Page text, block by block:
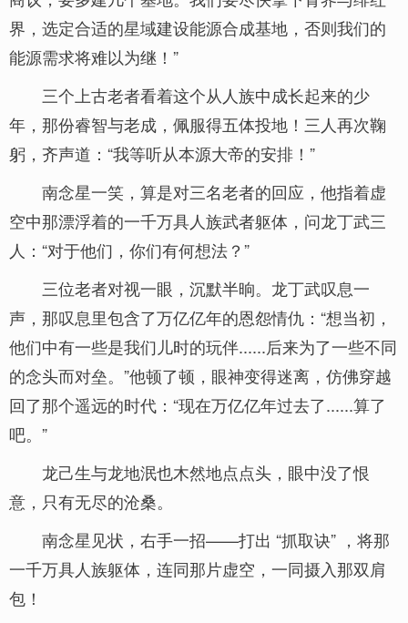
界，选定合适的星域建设能源合成基地，否则我们的
能源需求将难以为继！”
三个上古老者看着这个从人族中成长起来的少
年，那份睿智与老成，佩服得五体投地！三人再次鞠
躬，齐声道：“我等听从本源大帝的安排！”
南念星一笑，算是对三名老者的回应，他指着虚
空中那漂浮着的一千万具人族武者躯体，问龙丁武三
人：“对于他们，你们有何想法？”
三位老者对视一眼，沉默半晌。龙丁武叹息一
声，那叹息里包含了万亿亿年的恩怨情仇：“想当初，
他们中有一些是我们儿时的玩伴......后来为了一些不同
的念头而对垒。”他顿了顿，眼神变得迷离，仿佛穿越
回了那个遥远的时代：“现在万亿亿年过去了......算了
吧。”
龙己生与龙地泯也木然地点点头，眼中没了恨
意，只有无尽的沧桑。
南念星见状，右手一招——打出 “抓取诀” ，将那
一千万具人族躯体，连同那片虚空，一同摄入那双肩
包！